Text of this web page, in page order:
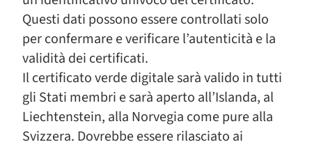
Questi dati possono essere controllati solo
per confermare e verificare l’autenticità e la
validità dei certificati.
Il certificato verde digitale sarà valido in tutti
gli Stati membri e sarà aperto all’Islanda, al
Liechtenstein, alla Norvegia come pure alla
Svizzera. Dovrebbe essere rilasciato ai